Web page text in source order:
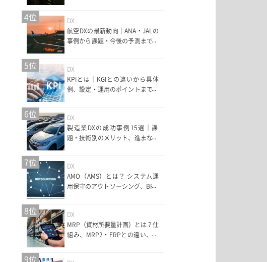
DX
航空DXの最新動向｜ANA・JALの
事例から課題・今後の予測まで解
4位
DX
KPIとは｜KGIとの違いから具体
例、設定・運用のポイントまで解
5位
DX
製造業DXの成功事例15選｜課
題・技術別のメリット、進まない
6位
DX
AMO（AMS）とは？ システム運
用保守のアウトソーシング、BPO
7位
DX
MRP（資材所要量計画）とは？仕
組み、MRP2・ERPとの違い、メ
8位
9位